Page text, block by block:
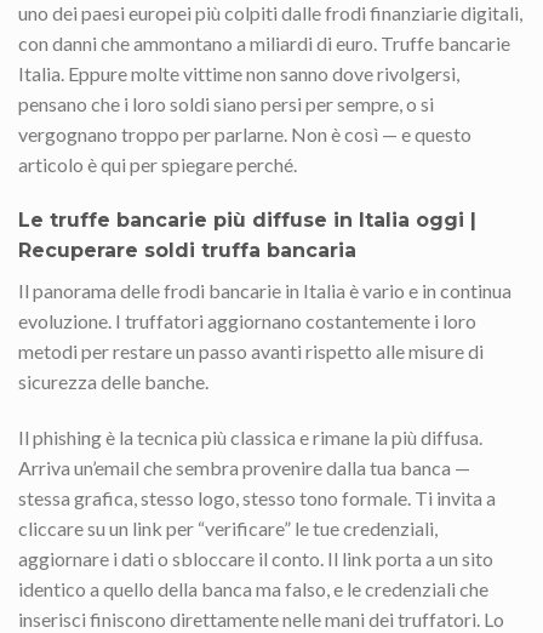
uno dei paesi europei più colpiti dalle frodi finanziarie digitali,
con danni che ammontano a miliardi di euro. Truffe bancarie
Italia. Eppure molte vittime non sanno dove rivolgersi,
pensano che i loro soldi siano persi per sempre, o si
vergognano troppo per parlarne. Non è così — e questo
articolo è qui per spiegare perché.
Le truffe bancarie più diffuse in Italia oggi |
Recuperare soldi truffa bancaria
Il panorama delle frodi bancarie in Italia è vario e in continua
evoluzione. I truffatori aggiornano costantemente i loro
metodi per restare un passo avanti rispetto alle misure di
sicurezza delle banche.
Il phishing è la tecnica più classica e rimane la più diffusa.
Arriva un’email che sembra provenire dalla tua banca —
stessa grafica, stesso logo, stesso tono formale. Ti invita a
cliccare su un link per “verificare” le tue credenziali,
aggiornare i dati o sbloccare il conto. Il link porta a un sito
identico a quello della banca ma falso, e le credenziali che
inserisci finiscono direttamente nelle mani dei truffatori. Lo